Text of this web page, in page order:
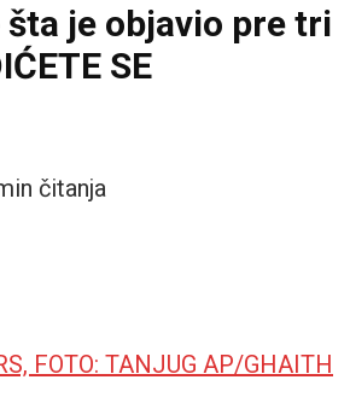
šta je objavio pre tri
SE
čitanja